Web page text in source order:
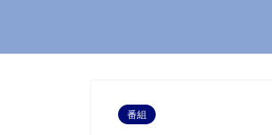
番組